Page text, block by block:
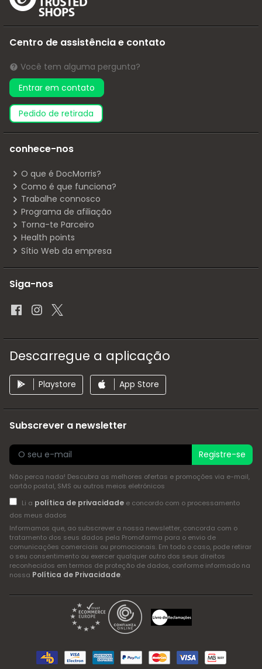
Centro de assistência e contato
Você tem alguma pergunta?
Entrar em contato
pedido de retirada
conhece-nos
O que é DocMorris?
Como é que funciona?
Trabalhe connosco
Programa de afiliação
Torna-te Parceiro
Health points
Sítio Web da empresa
Siga-nos
Descarregue a aplicação
Playstore App Store
Subscrever a newsletter
Registre-se
Não perca nada! Descubra as melhores ofertas e promoções via e-mail,
cartão postal, SMS ou outros meios eletrónicos
Li a política de privacidadee concordo com o processamento
dos meus dados
Informamos que, ao subscrever a nossa newsletter, concorda com o
tratamento dos seus dados pela Promofarma para o envio de
comunicações comerciais ou promocionais. Em todo o caso, pode retirar
o seu consentimento ou exercer qualquer outro dos seus direitos
reconhecidos em termos de proteção de dados, conforme informado na
nossa Política de Privacidade.